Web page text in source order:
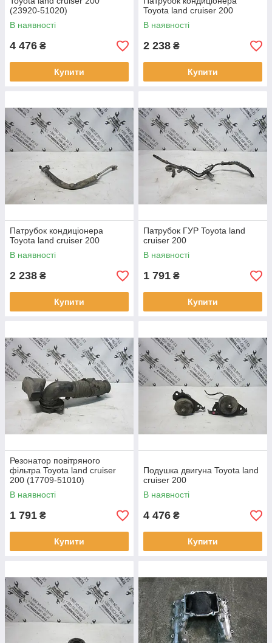
(23920-51020)
В наявності
4 476 ₴
Купити
Toyota land cruiser 200
В наявності
2 238 ₴
Купити
Патрубок кондиціонера
Toyota land cruiser 200
В наявності
2 238 ₴
Купити
Патрубок ГУР Toyota land
cruiser 200
В наявності
1 791 ₴
Купити
Резонатор повітряного
фільтра Toyota land cruiser
200 (17709-51010)
В наявності
1 791 ₴
Купити
Подушка двигуна Toyota land
cruiser 200
В наявності
4 476 ₴
Купити